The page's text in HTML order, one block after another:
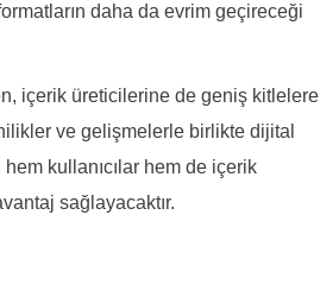
daha da evrim geçireceği
içerik üreticilerine de geniş kitlelere
ve gelişmelerle birlikte dijital
kullanıcılar hem de içerik
sağlayacaktır.